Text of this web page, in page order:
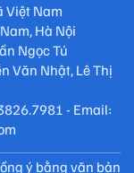
Việt Nam
Hà Nội
Ngọc Tú
Văn Nhật, Lê Thị
- Email:
ý bằng văn bản